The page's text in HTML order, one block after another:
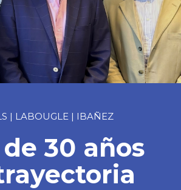
| LABOUGLE | IBAÑEZ
30 años